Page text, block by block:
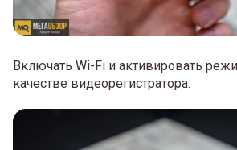
Включать Wi-Fi и активировать
качестве видеорегистратора.